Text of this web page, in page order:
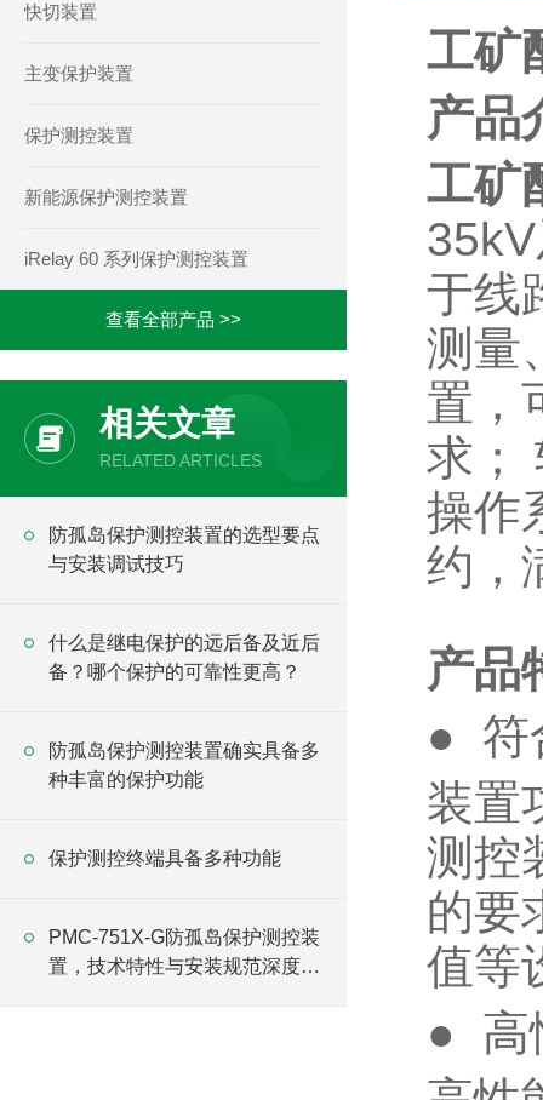
快切装置
主变保护装置
保护测控装置
新能源保护测控装置
iRelay 60 系列保护测控装置
查看全部产品 >>
相关文章
RELATED ARTICLES
防孤岛保护测控装置的选型要点
与安装调试技巧
什么是继电保护的远后备及近后
备？哪个保护的可靠性更高？
防孤岛保护测控装置确实具备多
种丰富的保护功能
保护测控终端具备多种功能
PMC-751X-G防孤岛保护测控装
置，技术特性与安装规范深度解
工矿
产品
工矿
于线
测量
置，
求；
操作
约，
产品
● 符
装置
测控
的要
值等
● 高